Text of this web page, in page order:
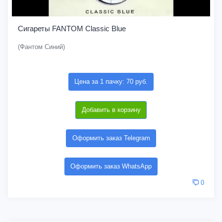
Сигареты FANTOM Classic Blue
(Фантом Синий)
Цена за 1 пачку: 70 руб.
Добавить в корзину
Оформить заказ Telegram
Оформить заказ WhatsApp
0